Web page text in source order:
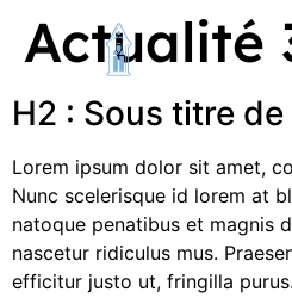
Actualité
H2 : Sous titre de
Lorem ipsum dolor sit amet,
Nunc scelerisque id lorem at
natoque penatibus et magnis
nascetur ridiculus mus.
efficitur justo ut, fringilla